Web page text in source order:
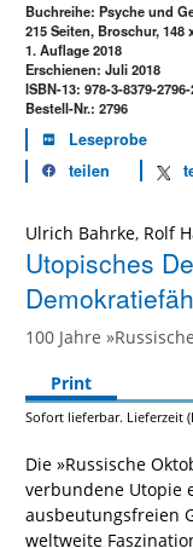
Buchreihe: Psyche und
215 Seiten, Broschur, 148
1. Auflage 2018
Erschienen: Juli 2018
ISBN-13: 978-3-8379-
Bestell-Nr.: 2796
Leseprobe
teilen
Ulrich Bahrke, Rolf
Utopisches
100 Jahre
Print
Sofort lieferbar. Lieferzeit
Die »Russische
verbundene Utopie
ausbeutungsfreien
weltweite